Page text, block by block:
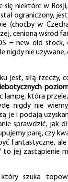
się niektóre w
ograniczony,
(choćby w
cenioną wśród
= new old stock,
nigdy nie używane,
jest, siłą rzeczy,
lampę, która
nigdy nie
je i podają
sprawdzić, jak
parę, czy
fantastyczne, ale
to jej zastąpienie
szuka